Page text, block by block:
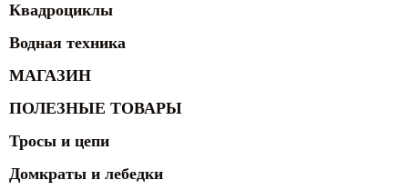
Квадроциклы
Водная техника
МАГАЗИН
ПОЛЕЗНЫЕ ТОВАРЫ
Тросы и цепи
Домкраты и лебедки